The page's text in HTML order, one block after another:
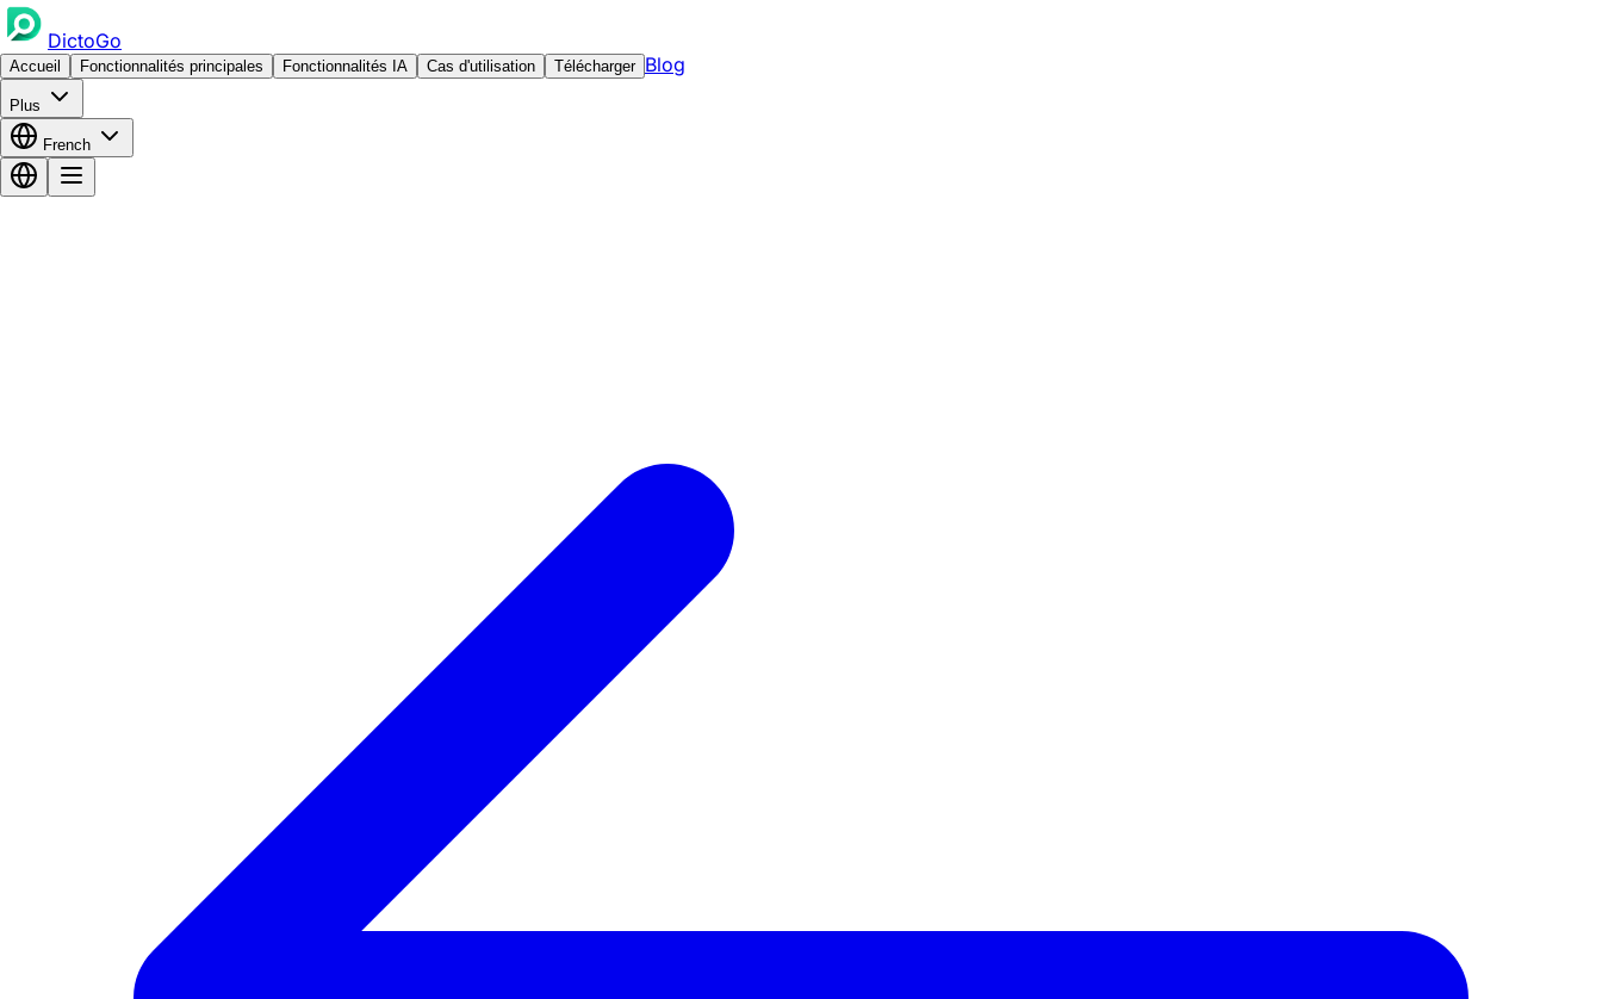
DictoGo
Accueil Fonctionnalités principales Fonctionnalités IA Cas d'utilisation Télécharger Blog
Plus
French